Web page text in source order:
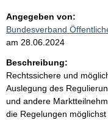
Angegeben von:
Bundesverband
am 28.06.2024
Beschreibung:
Rechtssichere und
Auslegung des
und andere
die Regelungen